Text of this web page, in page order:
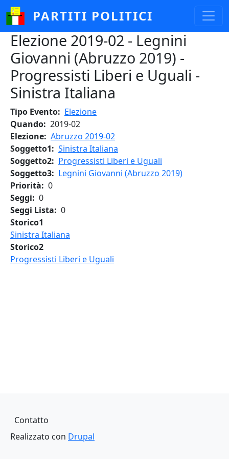
Salta al contenuto principale
PARTITI POLITICI
Elezione 2019-02 - Legnini
Giovanni (Abruzzo 2019) -
Progressisti Liberi e Uguali -
Sinistra Italiana
Tipo Evento
Elezione
Quando 2019-02
Elezione Abruzzo 2019-02
Soggetto1
Sinistra Italiana
Soggetto2
Progressisti Liberi e Uguali
Soggetto3
Legnini Giovanni (Abruzzo 2019)
Priorità
0
Seggi
0
Seggi Lista
0
Storico1
Sinistra Italiana
Storico2
Progressisti Liberi e Uguali
Piè di pagina
Contatto
Realizzato con Drupal